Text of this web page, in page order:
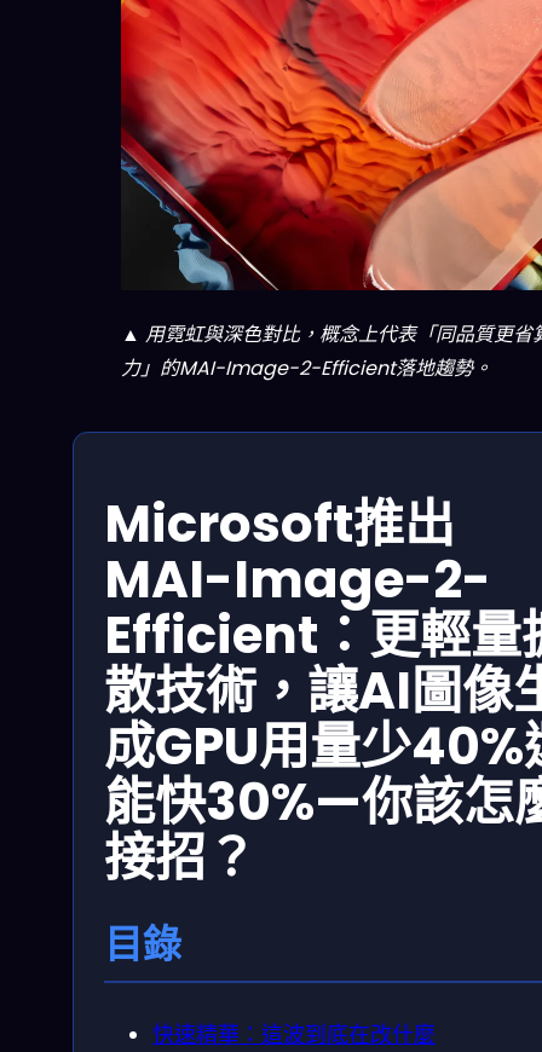
▲ 用霓虹與深色對比，概念上代表「同品質更省
力」的MAI-Image-2-Efficient落地趨勢。
Microsoft推出
MAI-Image-2-
Efficient：更輕量
散技術，讓AI圖像
成GPU用量少40%
能快30%—你該怎
接招？
目錄
快速精華：這波到底在改什麼